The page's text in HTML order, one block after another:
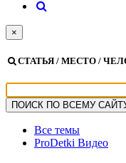
×
СТАТЬЯ / МЕСТО /
Все темы
ProDetki Видео